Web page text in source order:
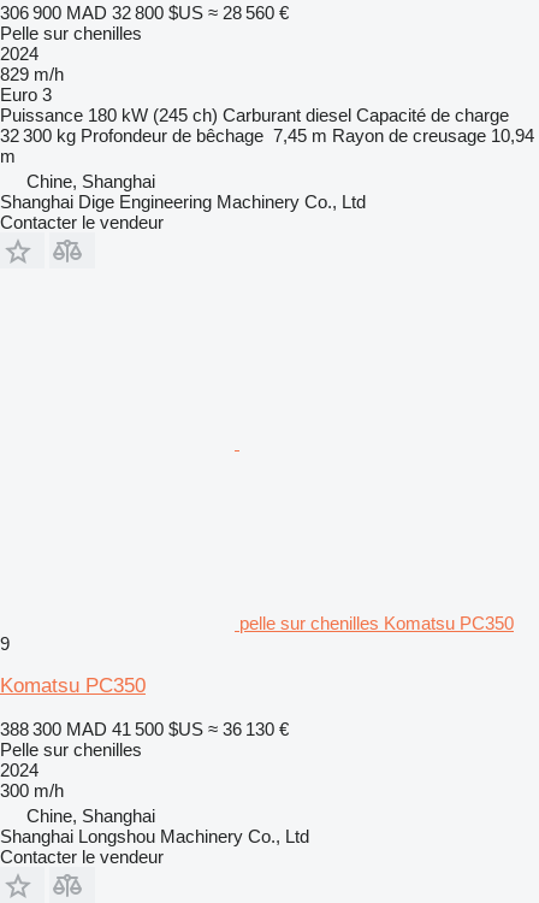
306 900 MAD 32 800 $US ≈ 28 560 €
Pelle sur chenilles
2024
829 m/h
Euro 3
Puissance 180 kW (245 ch) Carburant diesel Capacité de charge
32 300 kg Profondeur de bêchage 7,45 m Rayon de creusage 10,94
m
Chine, Shanghai
Shanghai Dige Engineering Machinery Co., Ltd
Contacter le vendeur
pelle sur chenilles Komatsu PC350
9
Komatsu PC350
388 300 MAD 41 500 $US ≈ 36 130 €
Pelle sur chenilles
2024
300 m/h
Chine, Shanghai
Shanghai Longshou Machinery Co., Ltd
Contacter le vendeur